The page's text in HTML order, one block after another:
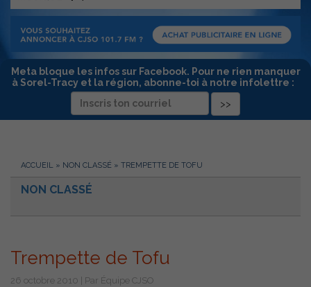
:
Meta bloque les infos sur Facebook. Pour ne rien manquer
à Sorel-Tracy et la région, abonne-toi à notre infolettre :
ACCUEIL » NON CLASSÉ » TREMPETTE DE TOFU
NON CLASSÉ
Trempette de Tofu
26 octobre 2010 | Par Équipe CJSO